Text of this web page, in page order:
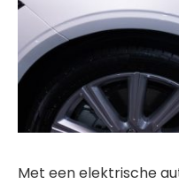
Met een elektrische